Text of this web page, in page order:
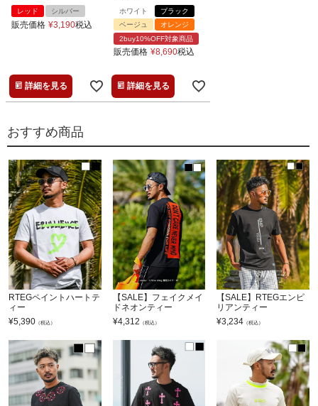
レッド シルバー
販売価格 ¥3,190税込
詳細を見る
ホワイト
ブラック
ベージュ
オレンジ
2buy10%OFF対象商品
販売価格 ¥8,690税込
詳細を見る
おすすめ商品
RTEGペイントハートテ
ィー
¥5,390 （税込）
【SALE】フェイクメイ
ドネオンティー
¥4,312 （税込）
【SALE】RTEGエンピ
リアンティー
¥3,234 （税込）